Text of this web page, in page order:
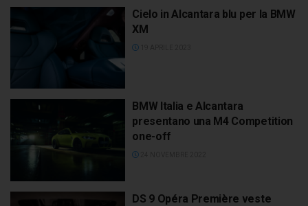
Cielo in Alcantara blu per la BMW
XM
BMW Italia e Alcantara
presentano una M4 Competition
one-off
DS 9 Opéra Première veste